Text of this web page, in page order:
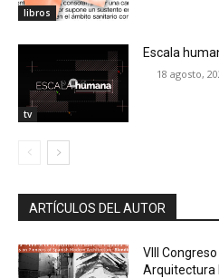
libros
tv
Escala
18 agosto,
ARTÍCULOS DEL AUTOR
VIII
Arquitectura